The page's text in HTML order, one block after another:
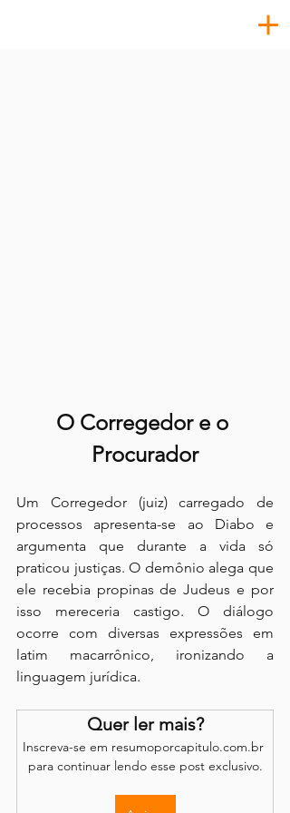
O Corregedor e o
Procurador
Um Corregedor (juiz) carregado de
processos apresenta-se ao Diabo e
argumenta que durante a vida só
praticou justiças. O demônio alega que
ele recebia propinas de Judeus e por
isso mereceria castigo. O diálogo
ocorre com diversas expressões em
latim macarrônico, ironizando a
linguagem jurídica.
Quer ler mais?
Inscreva-se em resumoporcapitulo.com.br
para continuar lendo esse post exclusivo.